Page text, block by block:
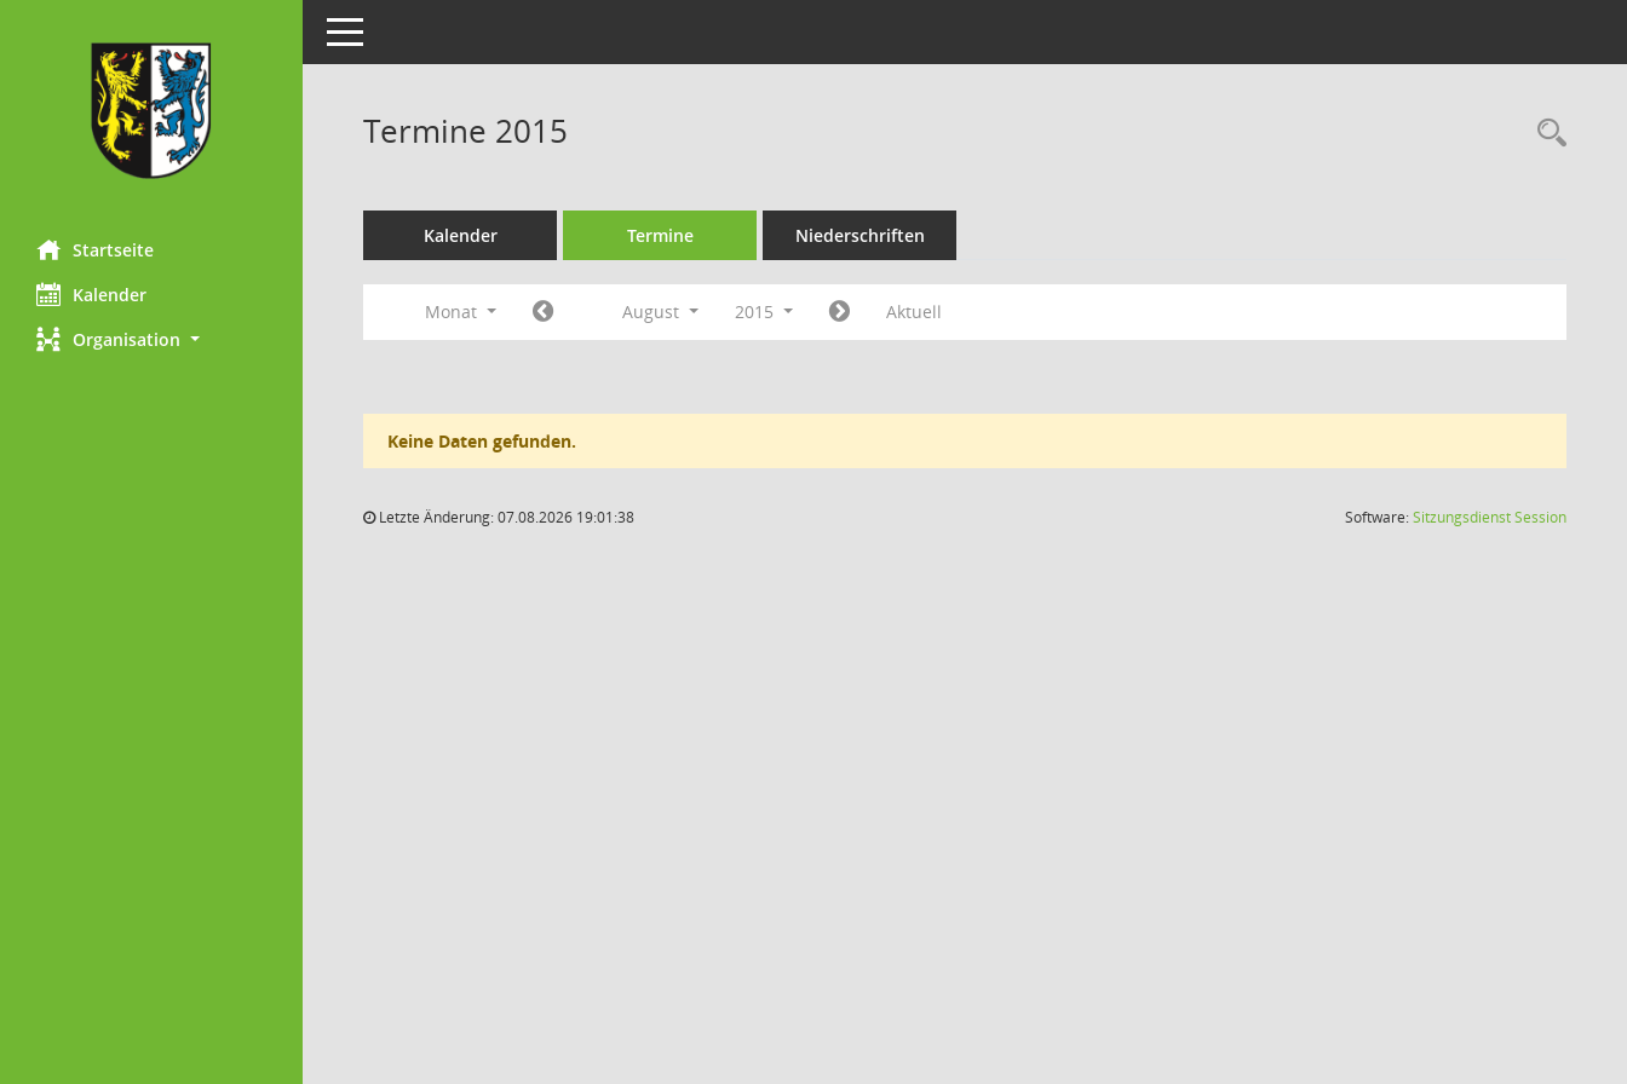
Startseite
Kalender
Organisation
Toggle navigation
Termine 2015
Kalender Termine Niederschriften
Monat August 2015 Aktuell
Keine Daten gefunden.
Letzte Änderung: 07.08.2026 19:01:38 Software:SitzungsdienstSession(Wird in